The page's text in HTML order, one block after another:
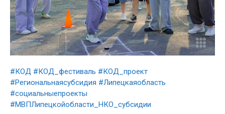
#КОД #КОД_фестиваль #КОД_проект
#Региональнаясубсидия #Липецкаяобласть
#социальныепроекты
#МВПЛипецкойобласти_НКО_субсидии